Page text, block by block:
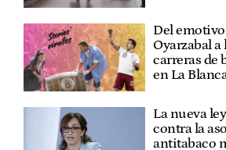
Del
Oyarzabal
carreras de
en La
La nueva
contra la
antitabaco